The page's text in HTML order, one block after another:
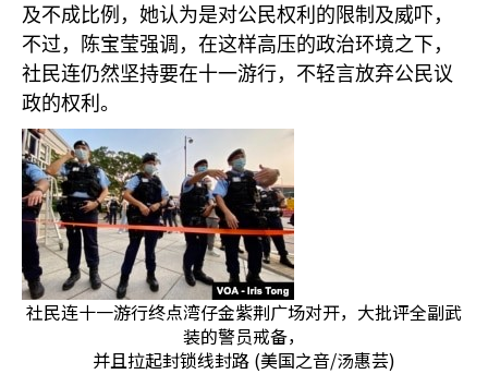
及不成比例，她认为是对公民权利的限制及威吓，
不过，陈宝莹强调，在这样高压的政治环境之下，
社民连仍然坚持要在十一游行，不轻言放弃公民议
政的权利。
社民连十一游行终点湾仔金紫荆广场对开，大批评全副武
装的警员戒备，
并且拉起封锁线封路 (美国之音/汤惠芸)